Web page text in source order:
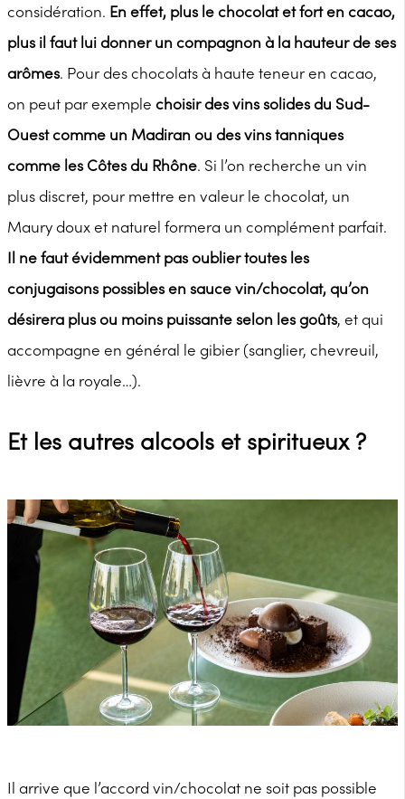
considération. En effet, plus le chocolat et fort en cacao,
plus il faut lui donner un compagnon à la hauteur de ses
arômes. Pour des chocolats à haute teneur en cacao,
on peut par exemple choisir des vins solides du Sud-
Ouest comme un Madiran ou des vins tanniques
comme les Côtes du Rhône. Si l’on recherche un vin
plus discret, pour mettre en valeur le chocolat, un
Maury doux et naturel formera un complément parfait.
Il ne faut évidemment pas oublier toutes les
conjugaisons possibles en sauce vin/chocolat, qu’on
désirera plus ou moins puissante selon les goûts, et qui
accompagne en général le gibier (sanglier, chevreuil,
lièvre à la royale…).
Et les autres alcools et spiritueux ?
Il arrive que l’accord vin/chocolat ne soit pas possible